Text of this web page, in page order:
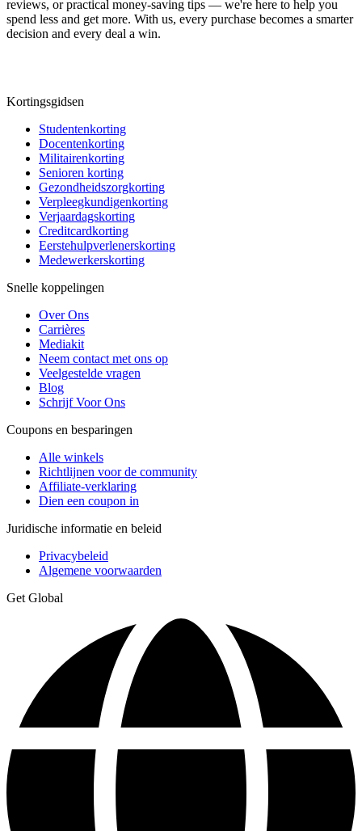
reviews, or practical money-saving tips — we're here to help you
spend less and get more. With us, every purchase becomes a smarter
decision and every deal a win.
Kortingsgidsen
Studentenkorting
Docentenkorting
Militairenkorting
Senioren korting
Gezondheidszorgkorting
Verpleegkundigenkorting
Verjaardagskorting
Creditcardkorting
Eerstehulpverlenerskorting
Medewerkerskorting
Snelle koppelingen
Over Ons
Carrières
Mediakit
Neem contact met ons op
Veelgestelde vragen
Blog
Schrijf Voor Ons
Coupons en besparingen
Alle winkels
Richtlijnen voor de community
Affiliate-verklaring
Dien een coupon in
Juridische informatie en beleid
Privacybeleid
Algemene voorwaarden
Get Global